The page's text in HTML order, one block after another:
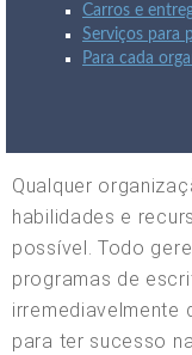
Carros e
Serviços para
Para cada
Qualquer
habilidades e
possível. Todo
programas de
irremediavelmente
para ter sucesso